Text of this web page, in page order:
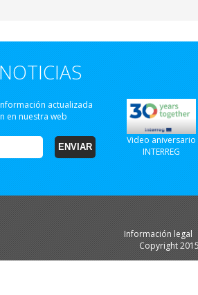
actualizada
en nuestra web
Video aniversario
INTERREG
Información legal
Copyright